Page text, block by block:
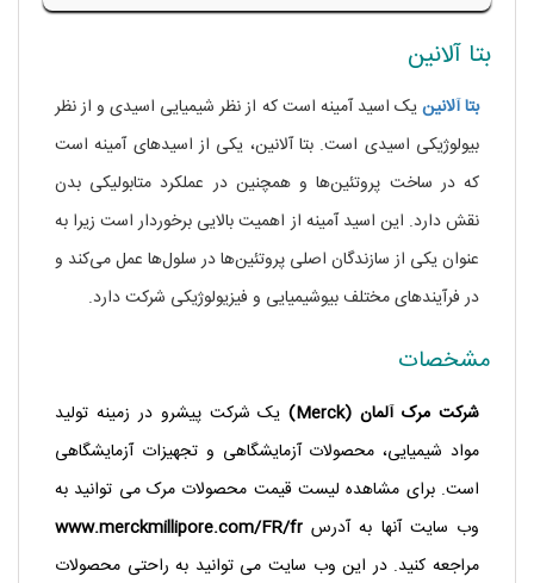
بتا آلانین
بتا آلانینیک اسید آمینه است که از نظر شیمیایی اسیدی و از نظر
بیولوژیکی اسیدی است. بتا آلانین، یکی از اسید‌های آمینه است
که در ساخت پروتئین‌ها و همچنین در عملکرد متابولیکی بدن
نقش دارد. این اسید آمینه از اهمیت بالایی برخوردار است زیرا به
عنوان یکی از سازندگان اصلی پروتئین‌ها در سلول‌ها عمل می‌کند و
در فرآیندهای مختلف بیوشیمیایی و فیزیولوژیکی شرکت دارد.
مشخصات
شرکت مرک آلمان (Merck)
یک شرکت پیشرو در زمینه تولید
مواد شیمیایی، محصولات آزمایشگاهی و تجهیزات آزمایشگاهی
است. برای مشاهده لیست قیمت محصولات مرک می توانید به
وب سایت آنها به آدرس www.merckmillipore.com/FR/fr
مراجعه کنید. در این وب سایت می توانید به راحتی محصولات